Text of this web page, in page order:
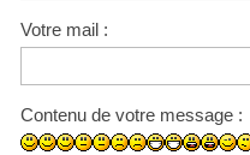
Votre mail :
Contenu de votre message :